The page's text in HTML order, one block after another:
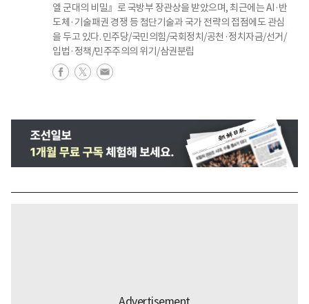
엘 군대의 비밀』로 국방부 장관상을 받았으며, 최근에는 AI·반
도체·기술패권 경쟁 등 첨단기술과 국가 전략의 접점에도 관심
을 두고 있다. 민주당/국민의힘/국회정치/공천·정치자금/선거/
입법·정책/민주주의의 위기/삼권분립